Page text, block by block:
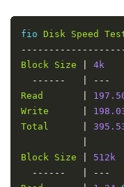
fio Disk Speed
Block
Size 4k
------
---
Read
Write
Total
Block
Size 512k
------
---